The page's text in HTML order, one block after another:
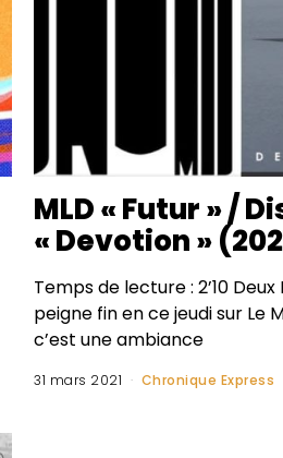
MLD « Futur » /
« Devotion »
Temps de lecture : 2’10
peigne fin en ce jeudi sur Le
c’est une ambiance
31 mars 2021 Chronique Express